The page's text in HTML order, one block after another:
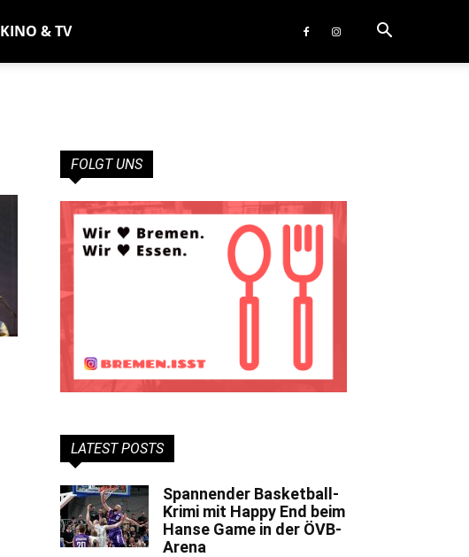
KINO & TV
FOLGT UNS
LATEST POSTS
Spannender Basketball-
Krimi mit Happy End beim
Hanse Game in der ÖVB-
Arena